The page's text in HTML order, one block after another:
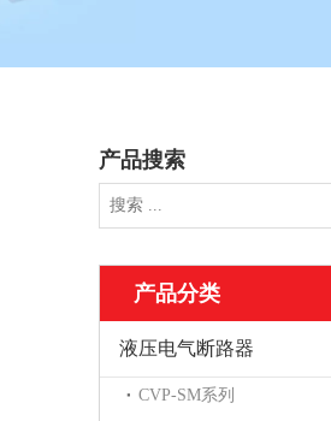
产品搜索
产品分类
液压电气断路器
CVP-SM系列